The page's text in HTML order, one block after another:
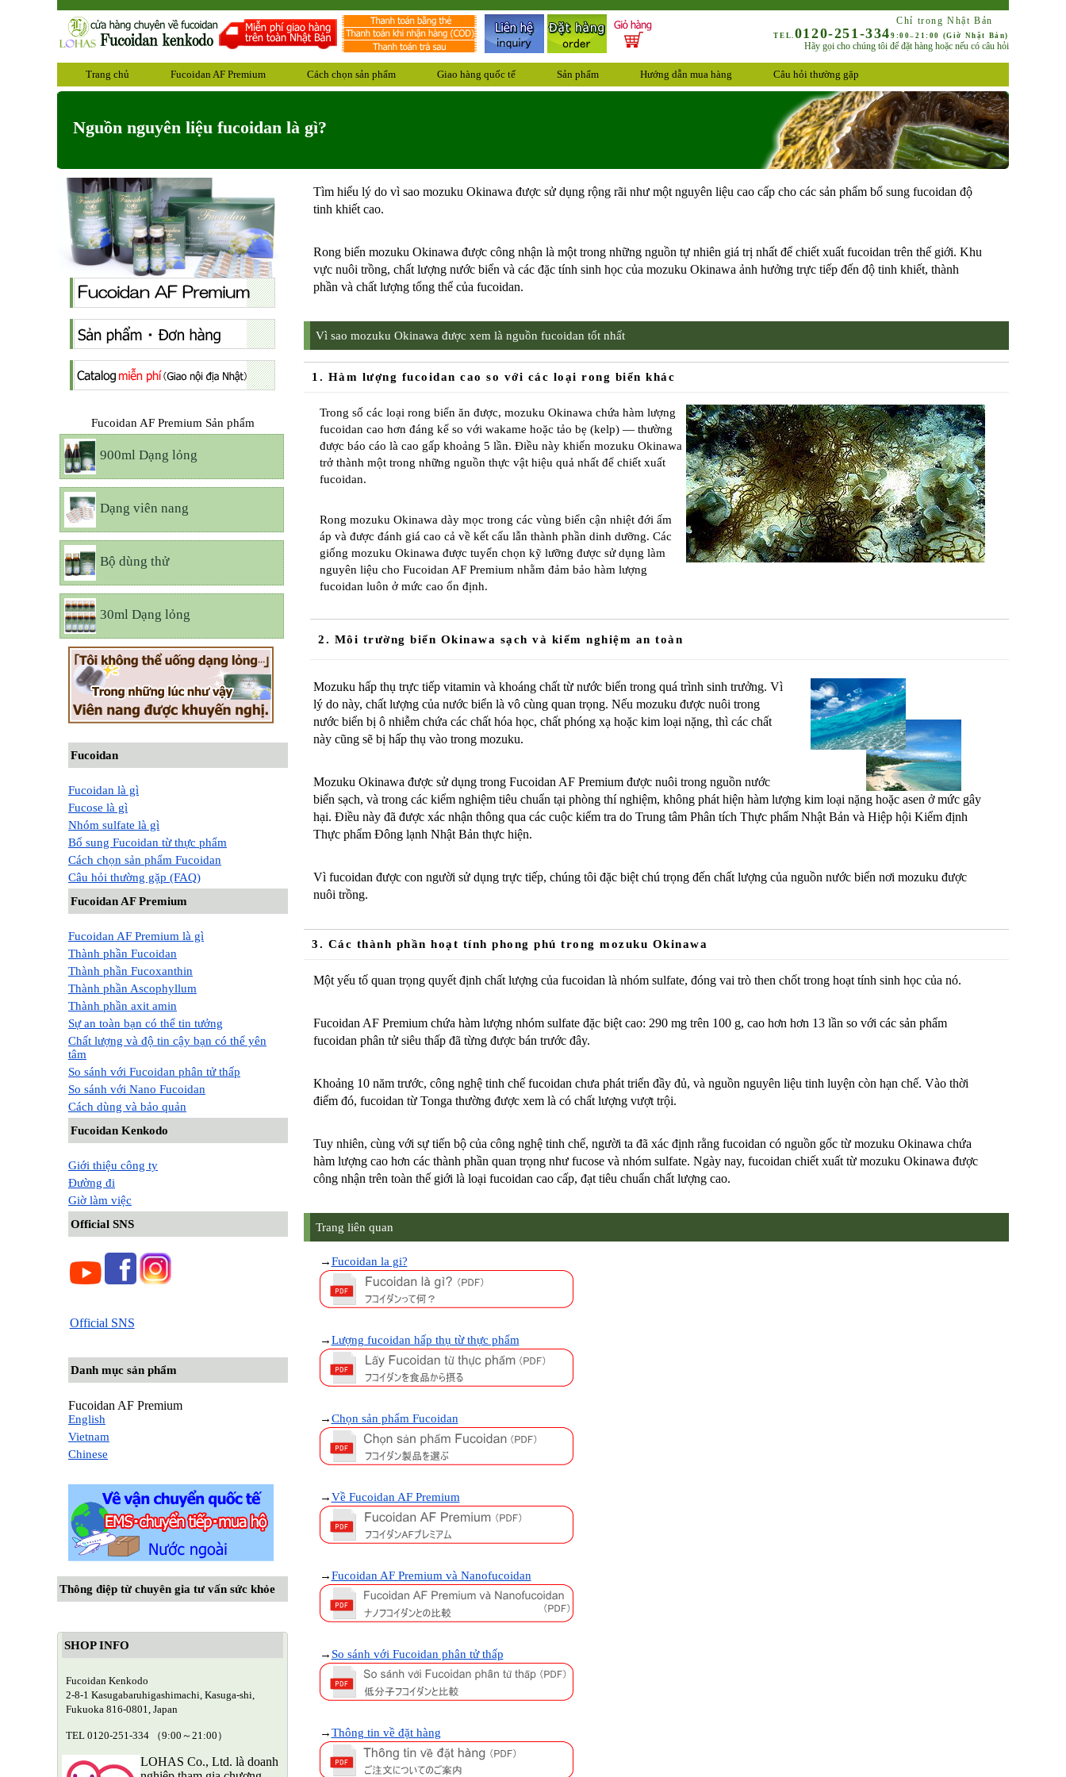
Chỉ trong Nhật Bản
TEL. 0120-251-334 9:00–21:00 (giờ Nhật Bản)
Hãy gọi cho chúng tôi để đặt hàng hoặc nếu có câu hỏi
Nguồn nguyên liệu fucoidan là gì?
Tìm hiểu lý do vì sao mozuku Okinawa được sử dụng rộng rãi như một nguyên liệu cao cấp cho các sản phẩm bổ sung fucoidan độ
tinh khiết cao.
Rong biển mozuku Okinawa được công nhận là một trong những nguồn tự nhiên giá trị nhất để chiết xuất fucoidan trên thế giới. Khu
vực nuôi trồng, chất lượng nước biển và các đặc tính sinh học của mozuku Okinawa ảnh hưởng trực tiếp đến độ tinh khiết, thành
phần và chất lượng tổng thể của fucoidan.
Vì sao mozuku Okinawa được xem là nguồn fucoidan tốt nhất
1. Hàm lượng fucoidan cao so với các loại rong biển khác
Trong số các loại rong biển ăn được, mozuku Okinawa chứa hàm lượng
fucoidan cao hơn đáng kể so với wakame hoặc tảo bẹ (kelp) — thường
được báo cáo là cao gấp khoảng 5 lần. Điều này khiến mozuku Okinawa
trở thành một trong những nguồn thực vật hiệu quả nhất để chiết xuất
fucoidan.
Rong mozuku Okinawa dày mọc trong các vùng biển cận nhiệt đới ấm
áp và được đánh giá cao cả về kết cấu lẫn thành phần dinh dưỡng. Các
giống mozuku Okinawa được tuyển chọn kỹ lưỡng được sử dụng làm
nguyên liệu cho Fucoidan AF Premium nhằm đảm bảo hàm lượng
fucoidan luôn ở mức cao ổn định.
2. Môi trường biển Okinawa sạch và kiểm nghiệm an toàn
Mozuku hấp thụ trực tiếp vitamin và khoáng chất từ nước biển trong quá trình sinh trưởng. Vì
lý do này, chất lượng của nước biển là vô cùng quan trọng. Nếu mozuku được nuôi trong
nước biển bị ô nhiễm chứa các chất hóa học, chất phóng xạ hoặc kim loại nặng, thì các chất
này cũng sẽ bị hấp thụ vào trong mozuku.
Mozuku Okinawa được sử dụng trong Fucoidan AF Premium được nuôi trong nguồn nước
biển sạch, và trong các kiểm nghiệm tiêu chuẩn tại phòng thí nghiệm, không phát hiện hàm lượng kim loại nặng hoặc asen ở mức gây
hại. Điều này đã được xác nhận thông qua các cuộc kiểm tra do Trung tâm Phân tích Thực phẩm Nhật Bản và Hiệp hội Kiểm định
Thực phẩm Đông lạnh Nhật Bản thực hiện.
Vì fucoidan được con người sử dụng trực tiếp, chúng tôi đặc biệt chú trọng đến chất lượng của nguồn nước biển nơi mozuku được
nuôi trồng.
3. Các thành phần hoạt tính phong phú trong mozuku Okinawa
Một yếu tố quan trọng quyết định chất lượng của fucoidan là nhóm sulfate, đóng vai trò then chốt trong hoạt tính sinh học của nó.
Fucoidan AF Premium chứa hàm lượng nhóm sulfate đặc biệt cao: 290 mg trên 100 g, cao hơn hơn 13 lần so với các sản phẩm
fucoidan phân tử siêu thấp đã từng được bán trước đây.
Khoảng 10 năm trước, công nghệ tinh chế fucoidan chưa phát triển đầy đủ, và nguồn nguyên liệu tinh luyện còn hạn chế. Vào thời
điểm đó, fucoidan từ Tonga thường được xem là có chất lượng vượt trội.
Tuy nhiên, cùng với sự tiến bộ của công nghệ tinh chế, người ta đã xác định rằng fucoidan có nguồn gốc từ mozuku Okinawa chứa
hàm lượng cao hơn các thành phần quan trọng như fucose và nhóm sulfate. Ngày nay, fucoidan chiết xuất từ mozuku Okinawa được
công nhận trên toàn thế giới là loại fucoidan cao cấp, đạt tiêu chuẩn chất lượng cao.
Trang liên quan
→Fucoidan la gi?
→Lượng fucoidan hấp thụ từ thực phẩm
→Chọn sản phẩm Fucoidan
→Về Fucoidan AF Premium
→Fucoidan AF Premium và Nanofucoidan
→ So sánh với Fucoidan phân tử thấp
→Thông tin về đặt hàng
Trang chủ Fucoidan AF Premium Cách chọn sản phẩm Giao hàng quốc tế Sản phẩm Hướng dẫn mua hàng Câu hỏi thường gặp
Fucoidan AF Premium Sản phẩm
900ml Dạng lỏng
Dạng viên nang
Bộ dùng thử
30ml Dạng lỏng
Fucoidan
Fucoidan là gì
Fucose là gì
Nhóm sulfate là gì
Bổ sung Fucoidan từ thực phẩm
Cách chọn sản phẩm Fucoidan
Câu hỏi thường gặp (FAQ)
Fucoidan AF Premium
Fucoidan AF Premium là gì
Thành phần Fucoidan
Thành phần Fucoxanthin
Thành phần Ascophyllum
Thành phần axit amin
Sự an toàn bạn có thể tin tưởng
Chất lượng và độ tin cậy bạn có thể yên
tâm
So sánh với Fucoidan phân tử thấp
So sánh với Nano Fucoidan
Cách dùng và bảo quản
Fucoidan Kenkodo
Giới thiệu công ty
Đường đi
Giờ làm việc
Official SNS
Official SNS
Danh mục sản phẩm
Fucoidan AF Premium
English
Vietnam
Chinese
Thông điệp từ chuyên gia tư vấn sức khỏe
SHOP INFO
Fucoidan Kenkodo
2-8-1 Kasugabaruhigashimachi, Kasuga-shi,
Fukuoka 816-0801, Japan
TEL 0120-251-334 （9:00～21:00）
LOHAS Co., Ltd. là doanh